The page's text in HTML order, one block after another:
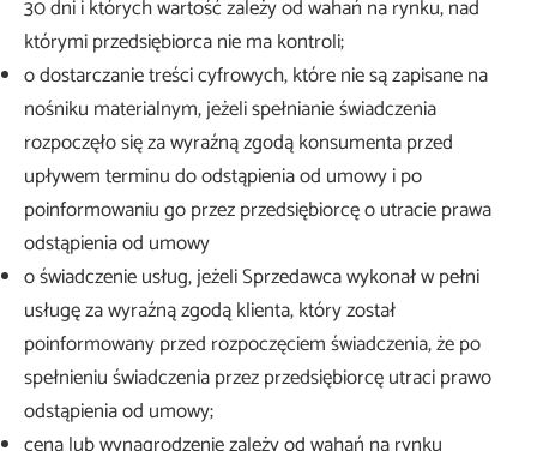
30 dni i których wartość zależy od wahań na rynku, nad
którymi przedsiębiorca nie ma kontroli;
o dostarczanie treści cyfrowych, które nie są zapisane na
nośniku materialnym, jeżeli spełnianie świadczenia
rozpoczęło się za wyraźną zgodą konsumenta przed
upływem terminu do odstąpienia od umowy i po
poinformowaniu go przez przedsiębiorcę o utracie prawa
odstąpienia od umowy
o świadczenie usług, jeżeli Sprzedawca wykonał w pełni
usługę za wyraźną zgodą klienta, który został
poinformowany przed rozpoczęciem świadczenia, że po
spełnieniu świadczenia przez przedsiębiorcę utraci prawo
odstąpienia od umowy;